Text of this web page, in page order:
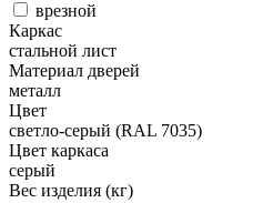
врезной
Каркас
стальной лист
Материал дверей
металл
Цвет
светло-серый (RAL 7035)
Цвет каркаса
серый
Вес изделия (кг)